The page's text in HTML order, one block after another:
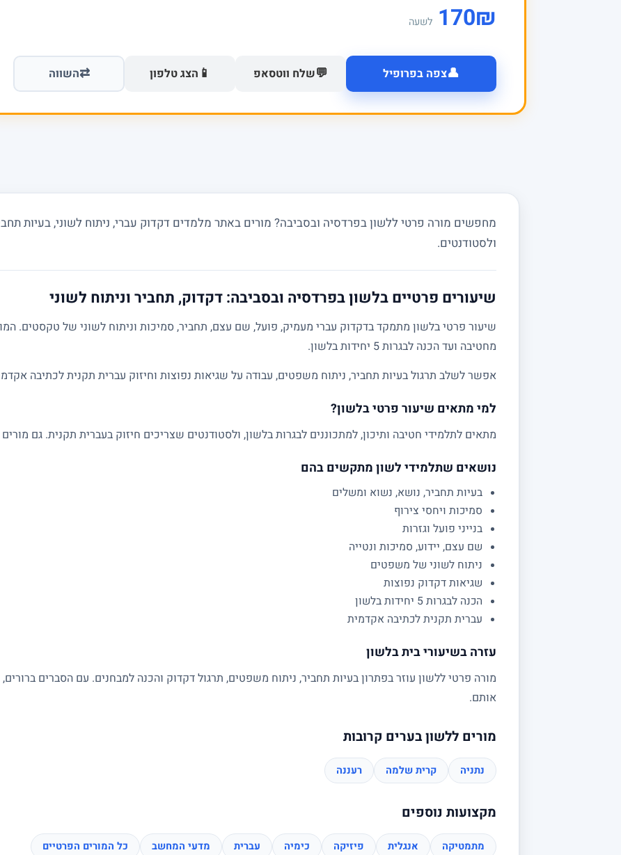
₪
170 לשעה
👤צפה בפרופיל 💬שלח ווטסאפ 📱 הצג טלפון ⇄השווה
מחפשים מורה פרטי ללשון בפרדסיה ובסביבה? מורים באתר מלמדים דקדוק עברי, ניתוח לשוני, בעיות
ולסטודנטים.
שיעורים פרטיים בלשון בפרדסיה ובסביבה: דקדוק, תחביר וניתוח לשוני
שיעור פרטי בלשון מתמקד בדקדוק עברי מעמיק, פועל, שם עצם, תחביר, סמיכות וניתוח לשוני של טקסטים.
מחטיבה ועד הכנה לבגרות 5 יחידות בלשון.
אפשר לשלב תרגול בעיות תחביר, ניתוח משפטים, עבודה על שגיאות נפוצות וחיזוק עברית תקנית לכתיבה
למי מתאים שיעור פרטי בלשון?
מתאים לתלמידי חטיבה ותיכון, למתכוננים לבגרות בלשון, ולסטודנטים שצריכים חיזוק בעברית תקנית. גם
נושאים שתלמידי לשון מתקשים בהם
בעיות תחביר, נושא, נשוא ומשלים
סמיכות ויחסי צירוף
בנייני פועל וגזרות
שם עצם, יידוע, סמיכות ונטייה
ניתוח לשוני של משפטים
שגיאות דקדוק נפוצות
הכנה לבגרות 5 יחידות בלשון
עברית תקנית לכתיבה אקדמית
עזרה בשיעורי בית בלשון
מורה פרטי ללשון עוזר בפתרון בעיות תחביר, ניתוח משפטים, תרגול דקדוק והכנה למבחנים. עם הסברים
אותם.
מורים ללשון בערים קרובות
נתניה קרית שלמה רעננה
מקצועות נוספים
מתמטיקה אנגלית פיזיקה כימיה עברית מדעי המחשב כל המורים הפרטיים